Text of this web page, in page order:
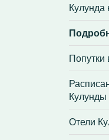
Кулунда
Попутки
Кулунды
Отели